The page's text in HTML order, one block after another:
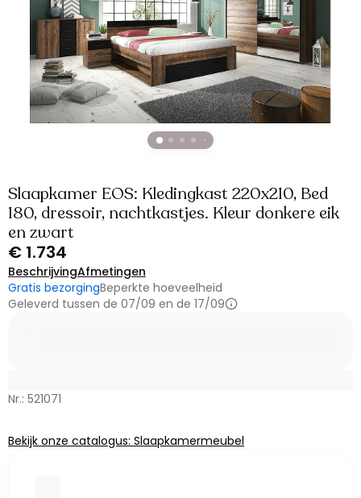
Slaapkamer EOS: Kledingkast 220x210, Bed
180, dressoir, nachtkastjes. Kleur donkere eik
en zwart
€ 1.734
BeschrijvingAfmetingen
Gratis bezorgingBeperkte hoeveelheid
Geleverd tussen de 07/09 en de 17/09
Nr.: 521071
Bekijk onze catalogus: Slaapkamermeubel